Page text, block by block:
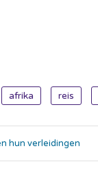
afrika reis
hun verleidingen